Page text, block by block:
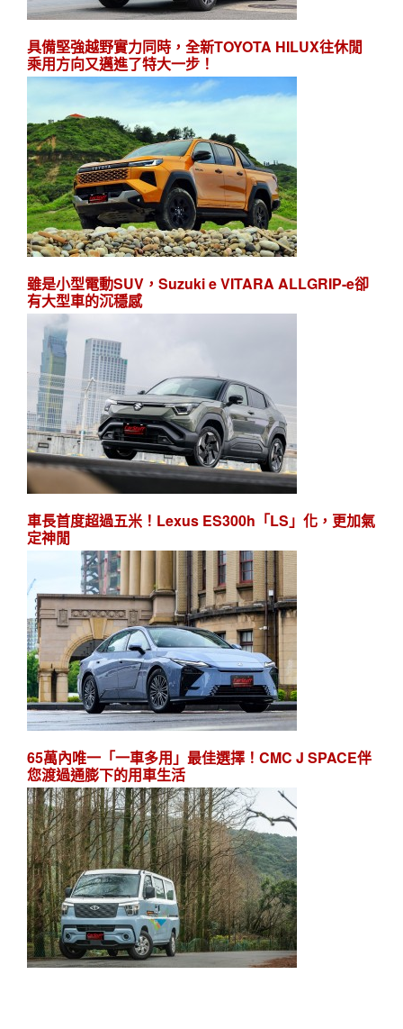
具備堅強越野實力同時，全新TOYOTA HILUX往休閒
乘用方向又邁進了特大一步！
雖是小型電動SUV，Suzuki e VITARA ALLGRIP-e卻
有大型車的沉穩感
車長首度超過五米！Lexus ES300h「LS」化，更加氣
定神閒
65萬內唯一「一車多用」最佳選擇！CMC J SPACE伴
您渡過通膨下的用車生活